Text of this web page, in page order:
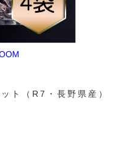
ト（R7・長野県産）